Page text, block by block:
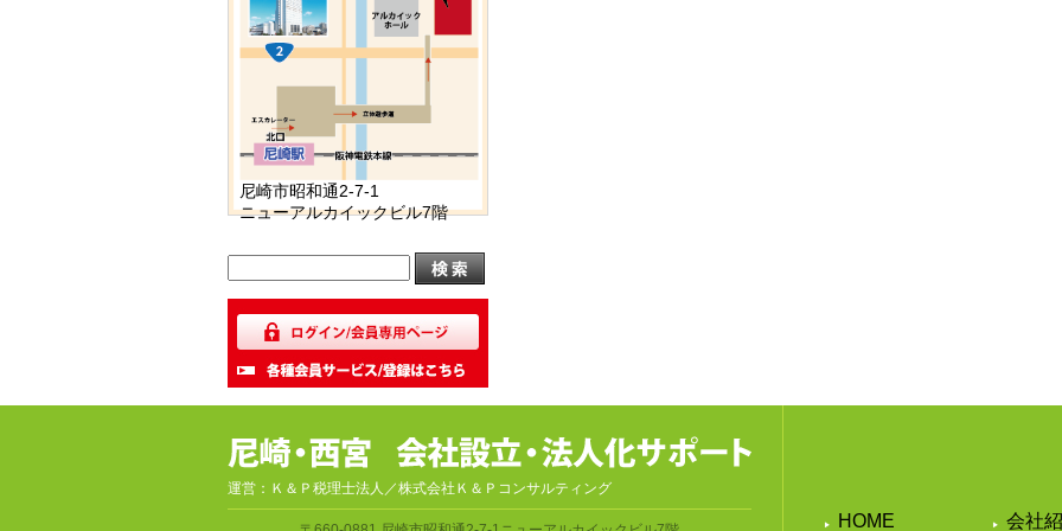
尼崎市昭和通2-7-1
ニューアルカイックビル7階
運営：Ｋ＆Ｐ税理士法人／株式会社Ｋ＆Ｐコンサルティング
HOME 会社